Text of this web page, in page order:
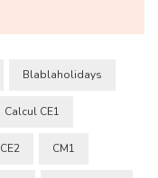
Blablaholidays
Calcul CE1
CE2 CM1